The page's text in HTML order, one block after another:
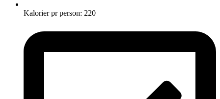
Kalorier pr person: 220